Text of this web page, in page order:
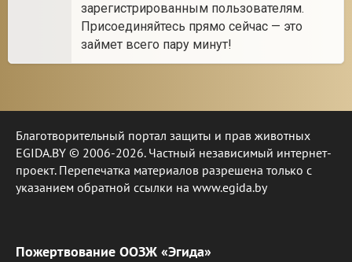
зарегистрированным пользователям.
Присоединяйтесь прямо сейчас — это
займет всего пару минут!
Благотворительный портал защиты и прав животных
EGIDA.BY © 2006-2026. Частный независимый интернет-
проект. Перепечатка материалов разрешена только с
указанием обратной ссылки на www.egida.by
Пожертвование ООЗЖ «Эгида»